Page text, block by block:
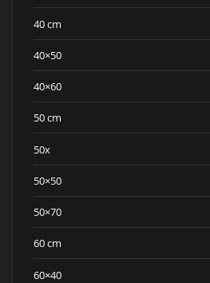
40 cm
40×50
40×60
50 cm
50x
50×50
50×70
60 cm
60×40